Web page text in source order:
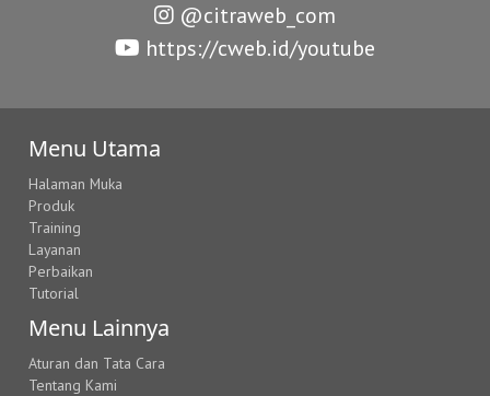
@citraweb_com
https://cweb.id/youtube
Menu Utama
Halaman Muka
Produk
Training
Layanan
Perbaikan
Tutorial
Menu Lainnya
Aturan dan Tata Cara
Tentang Kami